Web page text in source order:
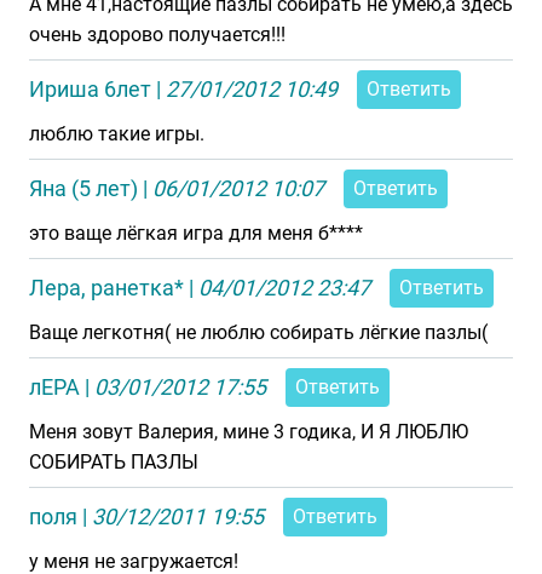
очень здорово получается!!!
Ириша 6лет | 27/01/2012 10:49
Ответить
люблю такие игры.
Яна (5 лет) | 06/01/2012 10:07
Ответить
это ваще лёгкая игра для меня б****
Лера, ранетка* | 04/01/2012 23:47
Ответить
Ваще легкотня( не люблю собирать лёгкие пазлы(
лЕРА | 03/01/2012 17:55
Ответить
Меня зовут Валерия, мине 3 годика, И Я ЛЮБЛЮ
СОБИРАТЬ ПАЗЛЫ
поля | 30/12/2011 19:55
Ответить
у меня не загружается!